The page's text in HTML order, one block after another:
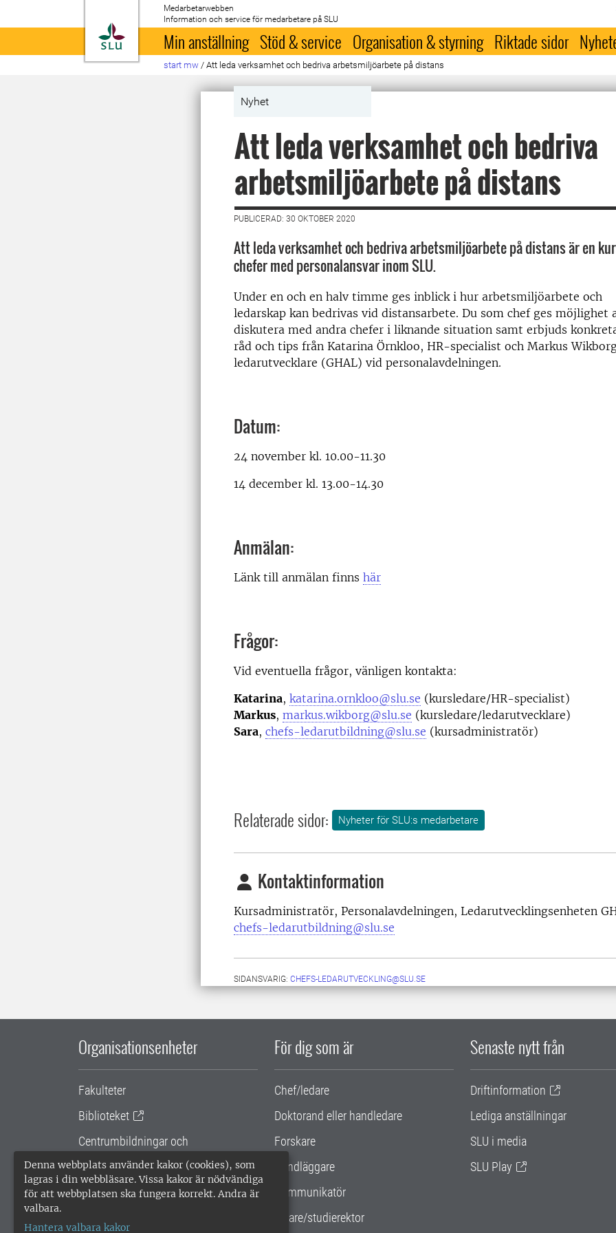
Denna webbplats använder kakor (cookies), som
lagras i din webbläsare. Vissa kakor är nödvändiga
för att webbplatsen ska fungera korrekt. Andra är
valbara.
Hantera valbara kakor
Till startsida
Medarbetarwebben
Information och service för medarbetare på SLU
Min anställning Stöd & service Organisation & styrning Riktade sidor
start mw / Att leda verksamhet och bedriva arbetsmiljöarbete på distans
Nyhet
Att leda verksamhet och bedriva
arbetsmiljöarbete på distans
PUBLICERAD: 30 OKTOBER 2020
Att leda verksamhet och bedriva arbetsmiljöarbete på distans är en
chefer med personalansvar inom SLU.
Under en och en halv timme ges inblick i hur arbetsmiljöarbete och
ledarskap kan bedrivas vid distansarbete. Du som chef ges möjlighet
diskutera med andra chefer i liknande situation samt erbjuds
råd och tips från Katarina Örnkloo, HR-specialist och Markus
ledarutvecklare (GHAL) vid personalavdelningen.
Datum:
24 november kl. 10.00-11.30
14 december kl. 13.00-14.30
Anmälan:
Länk till anmälan finns här
Frågor:
Vid eventuella frågor, vänligen kontakta:
Katarina, katarina.ornkloo@slu.se (kursledare/HR-specialist)
Markus, markus.wikborg@slu.se (kursledare/ledarutvecklare)
Sara, chefs-ledarutbildning@slu.se (kursadministratör)
Relaterade sidor: Nyheter för SLU:s medarbetare
Kontaktinformation
Kursadministratör, Personalavdelningen, Ledarutvecklingsenheten
chefs-ledarutbildning@slu.se
SIDANSVARIG: CHEFS-LEDARUTVECKLING@SLU.SE
Organisationsenheter
Fakulteter
Biblioteket
Centrumbildningar och
samarbetsprojekt
Gemensamma verksamhetsstödet
För dig som är
Chef/ledare
Doktorand eller handledare
Forskare
Handläggare
Kommunikatör
Lärare/studierektor
Senaste nytt från
Driftinformation
Lediga anställningar
SLU i media
SLU Play